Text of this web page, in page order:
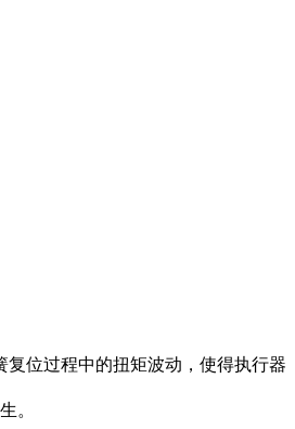
位过程中的扭矩波动，使得执行器
。